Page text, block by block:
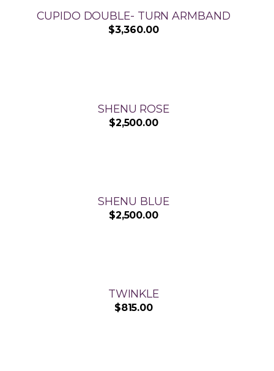
CUPIDO DOUBLE- TURN ARMBAND
$3,360.00
SHENU ROSE
$2,500.00
SHENU BLUE
$2,500.00
TWINKLE
$815.00